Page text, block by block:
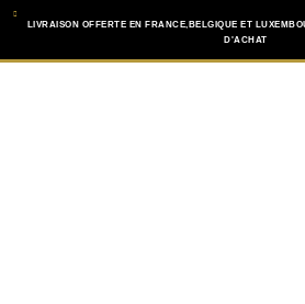
Aller LIVRAISON OFFERTE EN FRANCE,BELGIQUE ET
D'ACHAT